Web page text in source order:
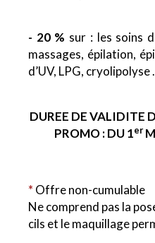
- 20 % sur : les soins
massages, épilation,
d’UV, LPG, cryolipolyse
DUREE DE VALIDITE
PROMO : DU 1er
* Offre non-cumulable
Ne comprend pas la
cils et le maquillage